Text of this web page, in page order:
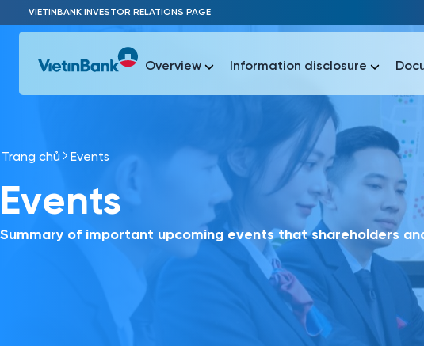
Skip to Main Content
VIETINBANK INVESTOR RELATIONS PAGE
Most Popular
Báo cáo tài chính
Overview Information disclosure
Most Popular
Trang chủ Events
Events
Summary of important upcoming events that shareholders